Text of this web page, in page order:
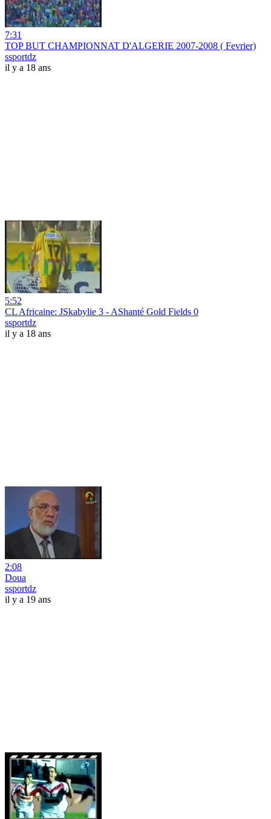
7:31
TOP BUT CHAMPIONNAT D'ALGERIE 2007-2008 ( Fevrier)
ssportdz
il y a 18 ans
5:52
CL Africaine: JSkabylie 3 - AShanté Gold Fields 0
ssportdz
il y a 18 ans
2:08
Doua
ssportdz
il y a 19 ans